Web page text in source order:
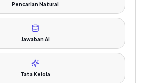
Pencarian Natural
Jawaban AI
Tata Kelola